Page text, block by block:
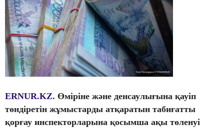
ERNUR.KZ. Өміріне және денсаулығына қауіп
төндіретін жұмыстарды атқаратын табиғатты
қорғау инспекторларына қосымша ақы төленуі